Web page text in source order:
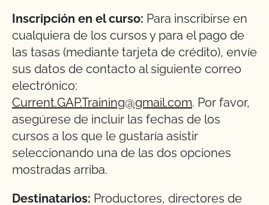
Inscripción en el curso: Para inscribirse en
cualquiera de los cursos y para el pago de
las tasas (mediante tarjeta de crédito), envíe
sus datos de contacto al siguiente correo
electrónico:
Current.GAP.Training@gmail.com. Por favor,
asegúrese de incluir las fechas de los
cursos a los que le gustaría asistir
seleccionando una de las dos opciones
mostradas arriba.
Destinatarios: Productores, directores de